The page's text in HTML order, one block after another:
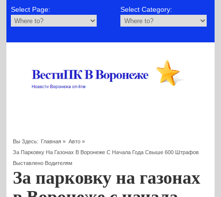
Select Page: Select Category:
Вы Здесь: Главная » Авто»
За Парковку На Газонах В Воронеже С Начала Года Свыше 600 Штрафов
Выставлено Водителям
За парковку на газонах